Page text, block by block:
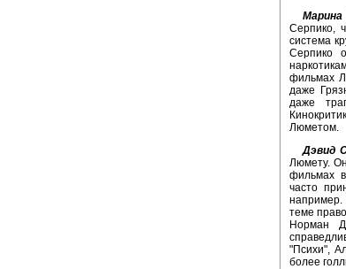
Серпико,
система
Серпико
фильмах
даже
даже
Люметом.
Дэвид
Люмету.
фильмах
часто
например.
теме
Норман
"Психи",
более